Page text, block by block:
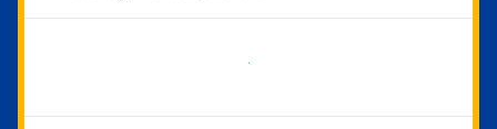
Comece agora